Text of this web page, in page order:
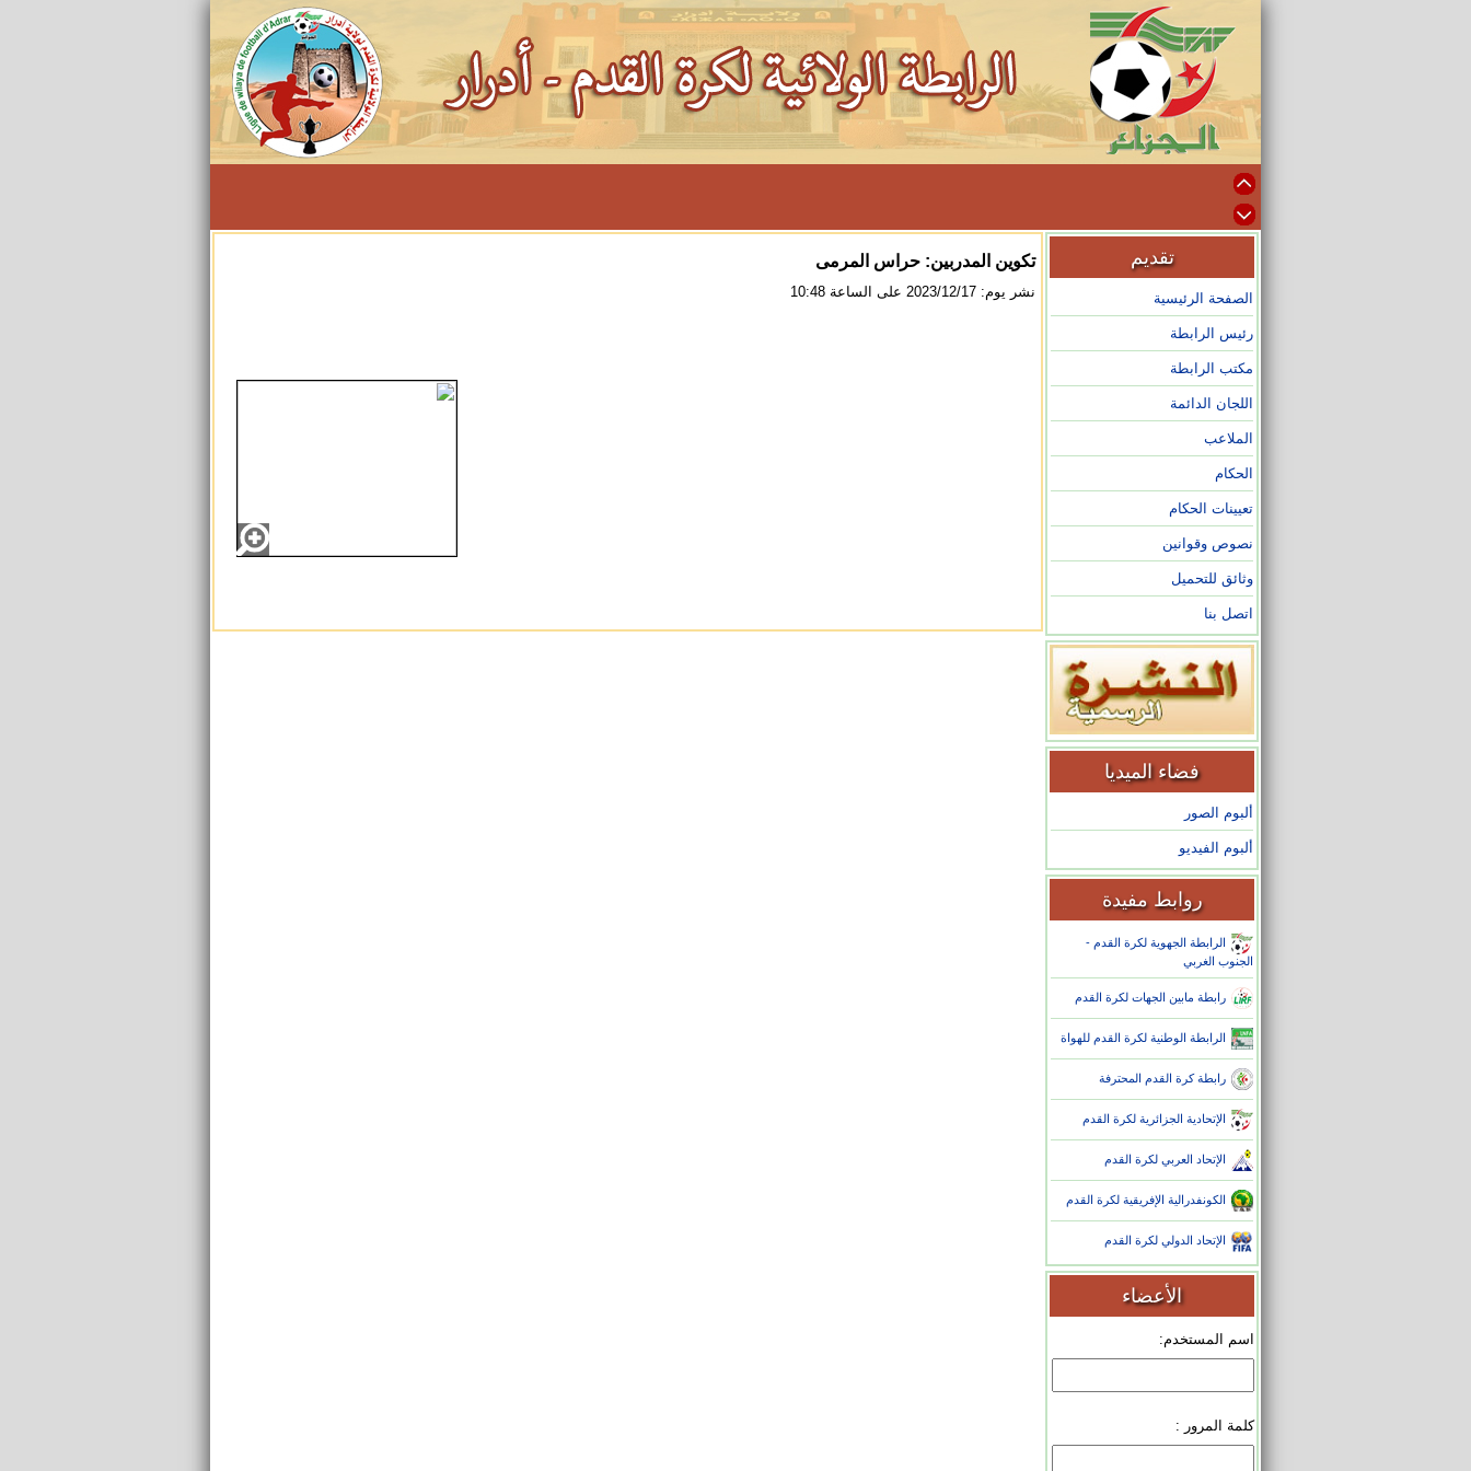
تقديم
الصفحة الرئيسية
رئيس الرابطة
مكتب الرابطة
اللجان الدائمة
الملاعب
الحكام
تعيينات الحكام
نصوص وقوانين
وثائق للتحميل
اتصل بنا
فضاء الميديا
ألبوم الصور
ألبوم الفيديو
روابط مفيدة
الرابطة الجهوية لكرة القدم -
الجنوب الغربي
رابطة مابين الجهات لكرة القدم
الرابطة الوطنية لكرة القدم للهواة
رابطة كرة القدم المحترفة
الإتحادية الجزائرية لكرة القدم
الإتحاد العربي لكرة القدم
الكونفدرالية الإفريقية لكرة القدم
الإتحاد الدولي لكرة القدم
الأعضاء
اسم المستخدم:
كلمة المرور :
تكوين المدربين: حراس المرمى
نشر يوم: 2023/12/17 على الساعة 10:48